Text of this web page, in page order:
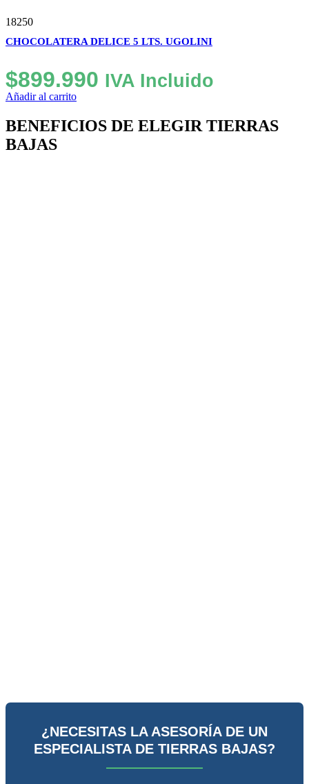
18250
CHOCOLATERA DELICE 5 LTS. UGOLINI
$899.990 IVA Incluido
Añadir al carrito
BENEFICIOS DE ELEGIR TIERRAS
BAJAS
¿NECESITAS LA ASESORÍA DE UN
ESPECIALISTA DE TIERRAS BAJAS?